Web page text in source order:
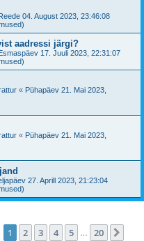
04. August 2023, 23:46:08
aadressi järgi?
17. Juuli 2023, 22:31:07
« Pühapäev 21. Mai 2023,
« Pühapäev 21. Mai 2023,
27. Aprill 2023, 21:23:04
. leht20 -st
1 2 3 4 5 20